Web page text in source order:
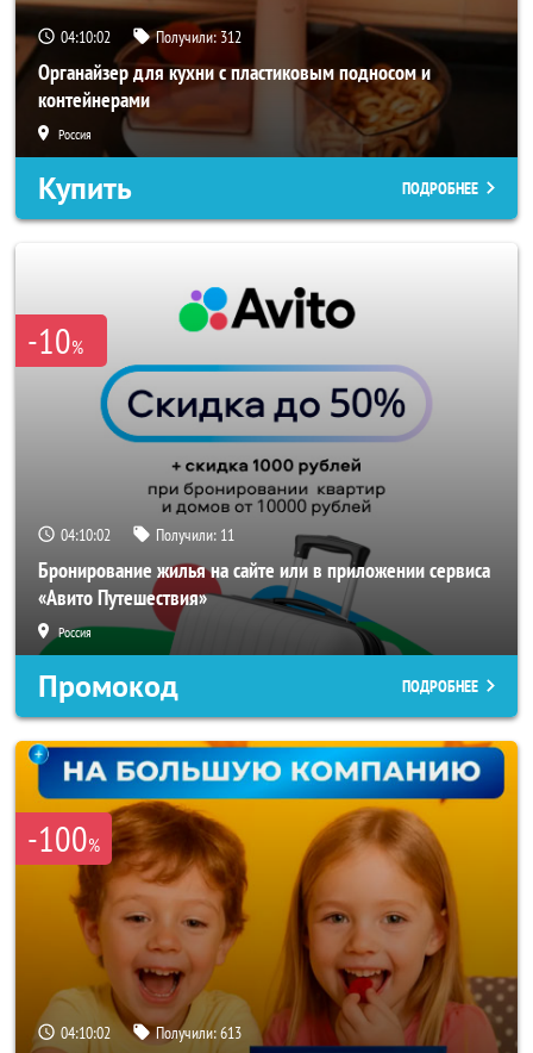
04:10:00 Получили:312
Органайзер для кухни с пластиковым подносом и
контейнерами
Россия
Купить ПОДРОБНЕЕ
-10%
04:10:00 Получили: 11
Бронирование жилья на сайте или в приложении сервиса
«Авито Путешествия»
Россия
Промокод ПОДРОБНЕЕ
-100%
04:10:00 Получили:613